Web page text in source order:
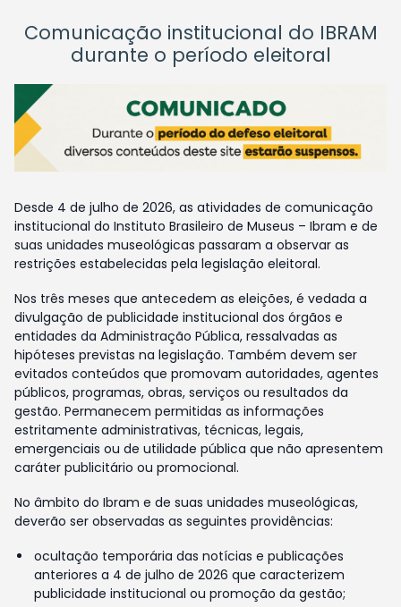
Comunicação institucional do IBRAM
durante o período eleitoral
Desde 4 de julho de 2026, as atividades de comunicação
institucional do Instituto Brasileiro de Museus – Ibram e de
suas unidades museológicas passaram a observar as
restrições estabelecidas pela legislação eleitoral.
Nos três meses que antecedem as eleições, é vedada a
divulgação de publicidade institucional dos órgãos e
entidades da Administração Pública, ressalvadas as
hipóteses previstas na legislação. Também devem ser
evitados conteúdos que promovam autoridades, agentes
públicos, programas, obras, serviços ou resultados da
gestão. Permanecem permitidas as informações
estritamente administrativas, técnicas, legais,
emergenciais ou de utilidade pública que não apresentem
caráter publicitário ou promocional.
No âmbito do Ibram e de suas unidades museológicas,
deverão ser observadas as seguintes providências:
ocultação temporária das notícias e publicações
anteriores a 4 de julho de 2026 que caracterizem
publicidade institucional ou promoção da gestão;